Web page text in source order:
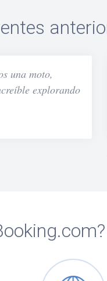
una moto,
explorando